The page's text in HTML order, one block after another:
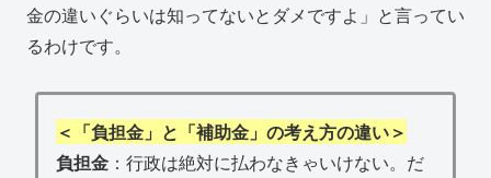
金の違いぐらいは知ってないとダメですよ」と言ってい
るわけです。
＜「負担金」と「補助金」の考え方の違い＞
負担金 ：行政は絶対に払わなきゃいけない。だ